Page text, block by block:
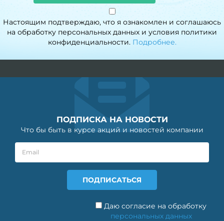
Настоящим подтверждаю, что я ознакомлен и соглашаюсь
на обработку персональных данных и условия политики
конфиденциальности. Подробнее.
ПОДПИСКА НА НОВОСТИ
Что бы быть в курсе акций и новостей компании
Даю согласие на обработку
персональных данных